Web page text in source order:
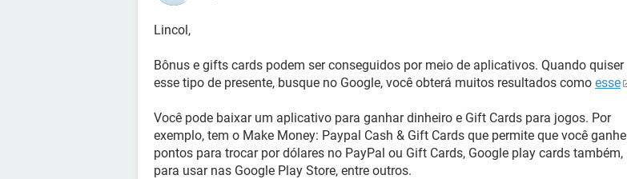
Lincol,
Bônus e gifts cards podem ser conseguidos por meio de aplicativos. Quando quiser
esse tipo de presente, busque no Google, você obterá muitos resultados como esse
Você pode baixar um aplicativo para ganhar dinheiro e Gift Cards para jogos. Por
exemplo, tem o Make Money: Paypal Cash & Gift Cards que permite que você ganhe
pontos para trocar por dólares no PayPal ou Gift Cards, Google play cards também,
para usar nas Google Play Store, entre outros.